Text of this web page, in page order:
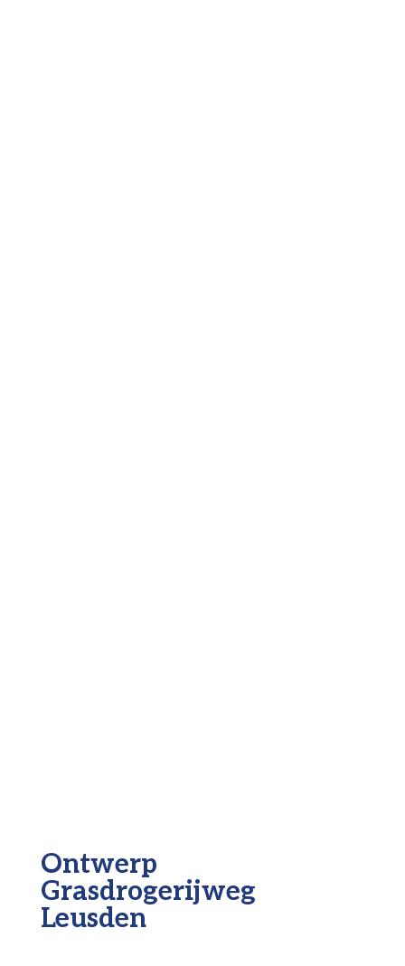
Ontwerp
Grasdrogerijweg
Leusden